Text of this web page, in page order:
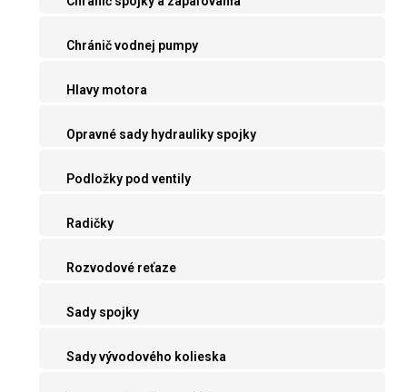
Chránič vodnej pumpy
Hlavy motora
Opravné sady hydrauliky spojky
Podložky pod ventily
Radičky
Rozvodové reťaze
Sady spojky
Sady vývodového kolieska